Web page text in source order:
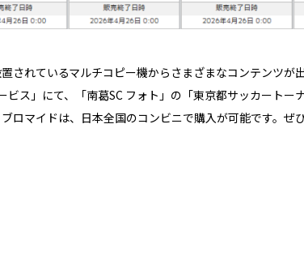
されているマルチコピー機からさまざまなコンテンツが
ビス」にて、「南葛SC フォト」の「東京都サッカートー
ロマイドは、日本全国のコンビニで購入が可能です。ぜ